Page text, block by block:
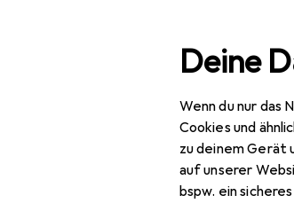
Deine
Wenn du nur das
Cookies und
zu deinem Gerät
auf unserer
bspw. ein
Navigation nach Kategorien
IT + Multimedia Drohnen